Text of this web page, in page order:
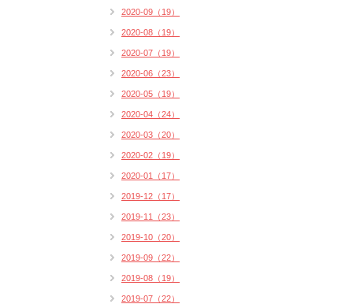
2020-09（19）
2020-08（19）
2020-07（19）
2020-06（23）
2020-05（19）
2020-04（24）
2020-03（20）
2020-02（19）
2020-01（17）
2019-12（17）
2019-11（23）
2019-10（20）
2019-09（22）
2019-08（19）
2019-07（22）